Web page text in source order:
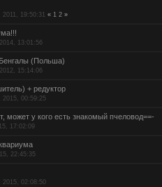
2011, 19:50:31 « 1 2 »
13:01:56
(Польша)
15:14:06
+ редуктор
2015, 00:59:25
может у кого есть знакомый пчеловод==-
17:02:09
22:45:35
2015, 02:08:50